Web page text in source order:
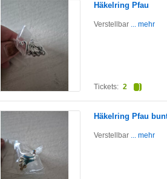
Häkelring Pfau
Verstellbar ... mehr
Tickets: 2
Häkelring Pfau
Verstellbar ... mehr